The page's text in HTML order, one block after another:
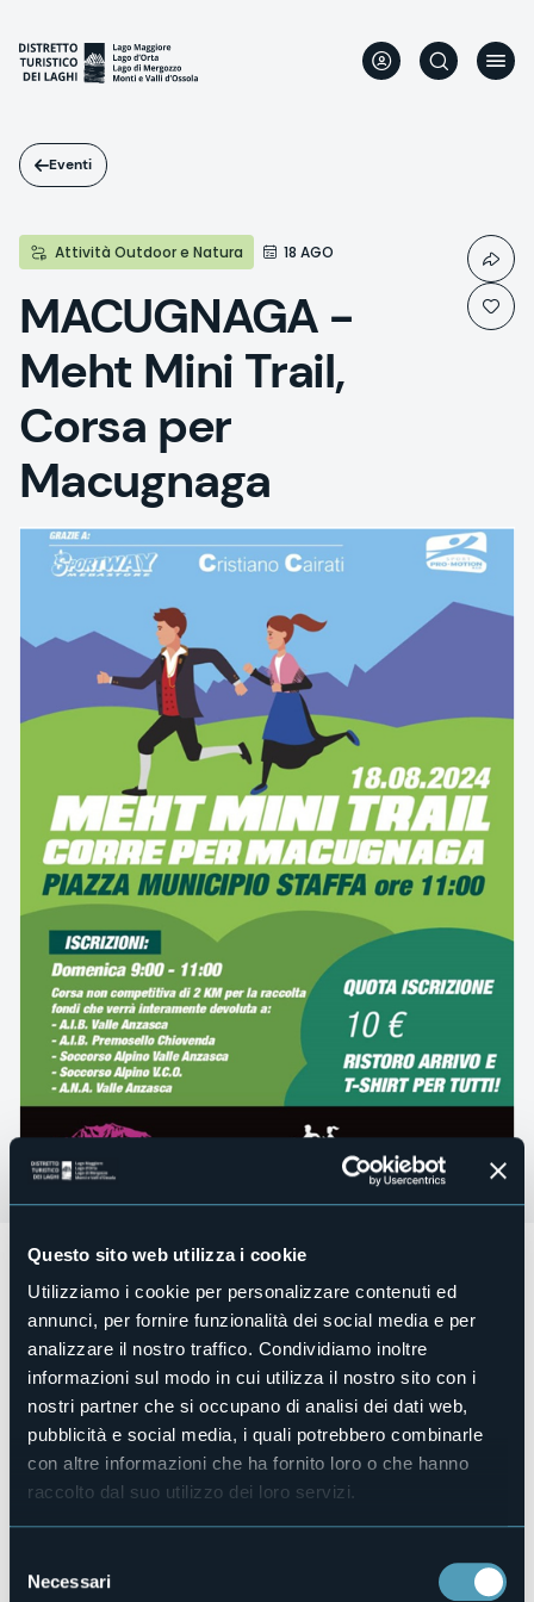
Questo sito web utilizza i cookie
Utilizziamo i cookie per personalizzare contenuti ed
annunci, per fornire funzionalità dei social media e per
analizzare il nostro traffico. Condividiamo inoltre
informazioni sul modo in cui utilizza il nostro sito con i
nostri partner che si occupano di analisi dei dati web,
pubblicità e social media, i quali potrebbero combinarle
con altre informazioni che ha fornito loro o che hanno
raccolto dal suo utilizzo dei loro servizi.
delNecessari
contenuto
principale
Eventi
Attività Outdoor e Natura 18 AGO
MACUGNAGA -
Meht Mini Trail,
Corsa per
Macugnaga
Domenica 18 agostosi corre ilMEHT Mini Trail, corsa per
Macugnaga. La partenza è prevista per le ore 11:00 con
iscrizione direttamente a Macugnaga dalle 09.00 alle 11.00.
Il ricavato verrà devoluto alle associazioni di volontari che
hanno supportato il VI MEHT:
- A.I.B. Valle Anzasca
- A.I.B. Premosello Chiovenda
- Soccorso Alpino Valle Anzasca
- Soccorso Alpino V.C.O.
- A.N.A. Valle Anzasca
Organizzatore
Luogo dell'evento